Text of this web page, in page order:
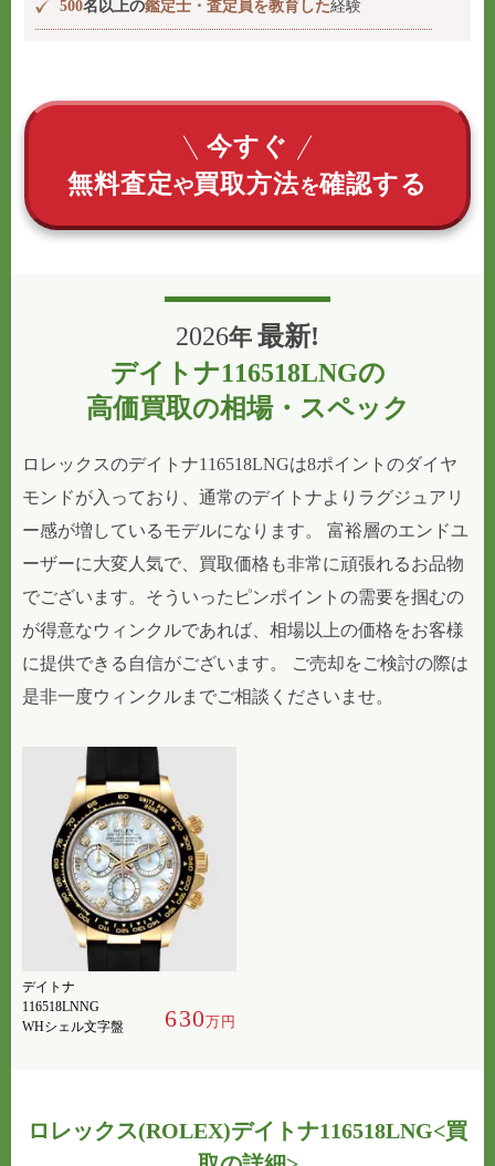
500名以上の鑑定士・査定員を教育した経験
今すぐ
無料査定や買取方法を確認する
2026年 最新!
デイトナ116518LNGの
高価買取の相場・スペック
ロレックスのデイトナ116518LNGは8ポイントのダイヤ
モンドが入っており、通常のデイトナよりラグジュアリ
ー感が増しているモデルになります。 富裕層のエンドユ
ーザーに大変人気で、買取価格も非常に頑張れるお品物
でございます。そういったピンポイントの需要を掴むの
が得意なウィンクルであれば、相場以上の価格をお客様
に提供できる自信がございます。 ご売却をご検討の際は
是非一度ウィンクルまでご相談くださいませ。
デイトナ
116518LNNG
WHシェル文字盤
630万円
ロレックス(ROLEX)デイトナ116518LNG<買